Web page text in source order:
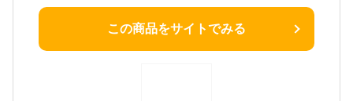
この商品をサイトでみる